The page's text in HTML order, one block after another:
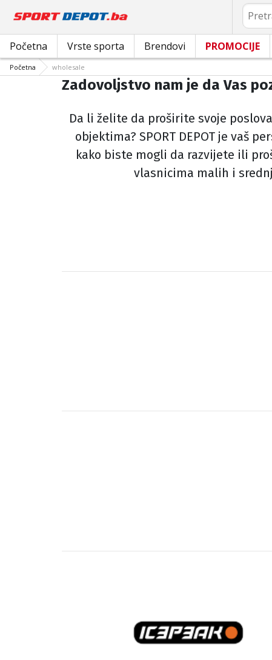
Pretraga
Početna Vrste sporta Brendovi PROMOCIJE
Početna wholesale
Zadovoljstvo nam je da Vas
Da li želite da proširite svoje
objektima? SPORT DEPOT je vaš
kako biste mogli da razvijete ili
vlasnicima malih i